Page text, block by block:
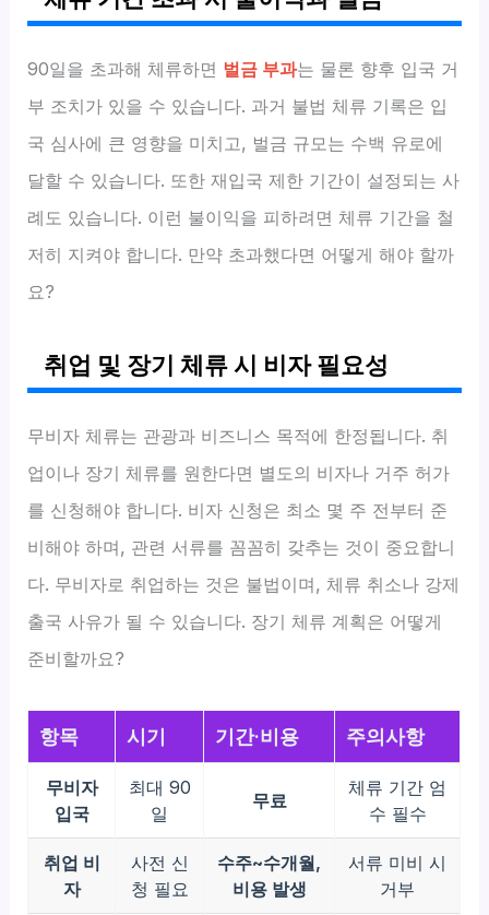
90일을 초과해 체류하면 벌금 부과는 물론 향후 입국 거
부 조치가 있을 수 있습니다. 과거 불법 체류 기록은 입
국 심사에 큰 영향을 미치고, 벌금 규모는 수백 유로에
달할 수 있습니다. 또한 재입국 제한 기간이 설정되는 사
례도 있습니다. 이런 불이익을 피하려면 체류 기간을 철
저히 지켜야 합니다. 만약 초과했다면 어떻게 해야 할까
요?
취업 및 장기 체류 시 비자 필요성
무비자 체류는 관광과 비즈니스 목적에 한정됩니다. 취
업이나 장기 체류를 원한다면 별도의 비자나 거주 허가
를 신청해야 합니다. 비자 신청은 최소 몇 주 전부터 준
비해야 하며, 관련 서류를 꼼꼼히 갖추는 것이 중요합니
다. 무비자로 취업하는 것은 불법이며, 체류 취소나 강제
출국 사유가 될 수 있습니다. 장기 체류 계획은 어떻게
준비할까요?
항목 시기 기간·비용 주의사항
무비자
입국
최대 90
일
무료
체류 기간 엄
수 필수
취업 비
자
사전 신
청 필요
수주~수개월,
비용 발생
서류 미비 시
거부